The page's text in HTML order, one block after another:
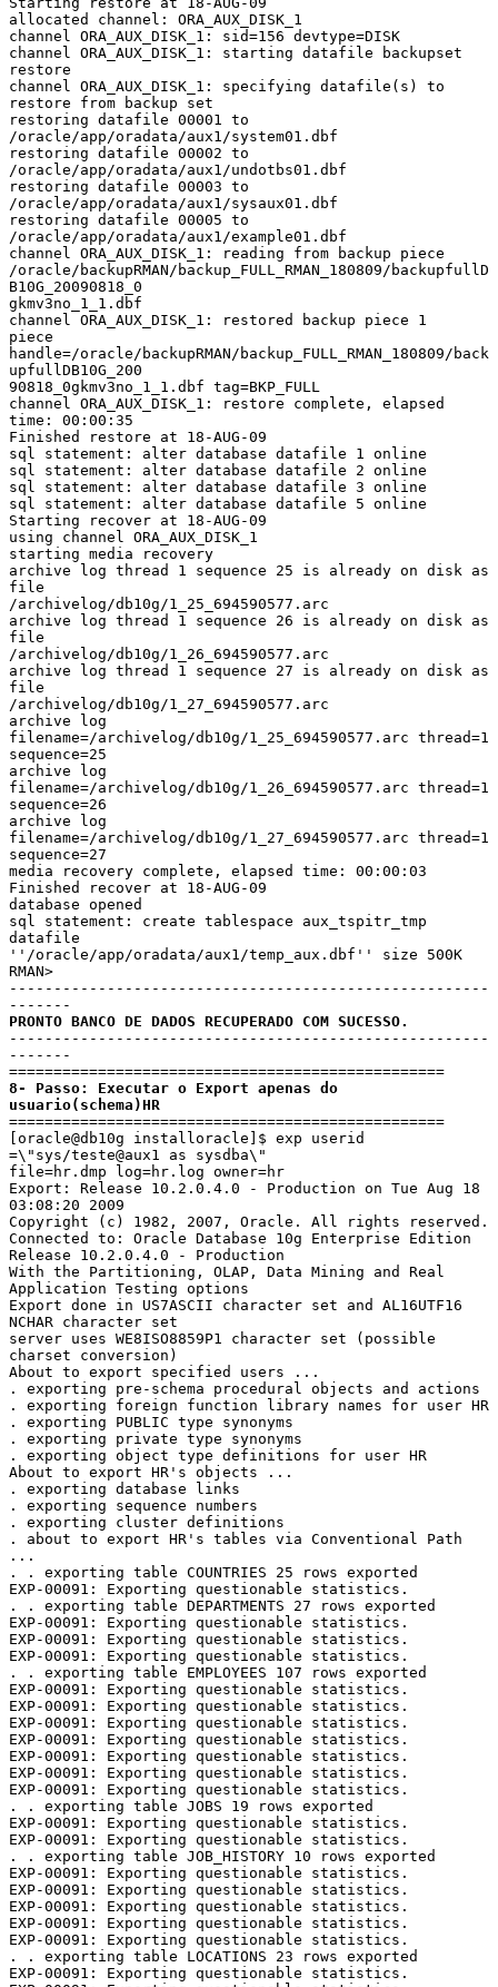
allocated channel: ORA_AUX_DISK_1
channel ORA_AUX_DISK_1: sid=156 devtype=DISK
channel ORA_AUX_DISK_1: starting datafile backupset
restore
channel ORA_AUX_DISK_1: specifying datafile(s) to
restore from backup set
restoring datafile 00001 to
/oracle/app/oradata/aux1/system01.dbf
restoring datafile 00002 to
/oracle/app/oradata/aux1/undotbs01.dbf
restoring datafile 00003 to
/oracle/app/oradata/aux1/sysaux01.dbf
restoring datafile 00005 to
/oracle/app/oradata/aux1/example01.dbf
channel ORA_AUX_DISK_1: reading from backup piece
/oracle/backupRMAN/backup_FULL_RMAN_180809/backupfullD
B10G_20090818_0
gkmv3no_1_1.dbf
channel ORA_AUX_DISK_1: restored backup piece 1
piece
handle=/oracle/backupRMAN/backup_FULL_RMAN_180809/back
upfullDB10G_200
90818_0gkmv3no_1_1.dbf tag=BKP_FULL
channel ORA_AUX_DISK_1: restore complete, elapsed
time: 00:00:35
Finished restore at 18-AUG-09
sql statement: alter database datafile 1 online
sql statement: alter database datafile 2 online
sql statement: alter database datafile 3 online
sql statement: alter database datafile 5 online
Starting recover at 18-AUG-09
using channel ORA_AUX_DISK_1
starting media recovery
archive log thread 1 sequence 25 is already on disk as
file
/archivelog/db10g/1_25_694590577.arc
archive log thread 1 sequence 26 is already on disk as
file
/archivelog/db10g/1_26_694590577.arc
archive log thread 1 sequence 27 is already on disk as
file
/archivelog/db10g/1_27_694590577.arc
archive log
filename=/archivelog/db10g/1_25_694590577.arc thread=1
sequence=25
archive log
filename=/archivelog/db10g/1_26_694590577.arc thread=1
sequence=26
archive log
filename=/archivelog/db10g/1_27_694590577.arc thread=1
sequence=27
media recovery complete, elapsed time: 00:00:03
Finished recover at 18-AUG-09
database opened
sql statement: create tablespace aux_tspitr_tmp
datafile
''/oracle/app/oradata/aux1/temp_aux.dbf'' size 500K
RMAN>
------------------------------------------------------
PRONTO BANCO DE DADOS RECUPERADO COM SUCESSO.
------------------------------------------------------
-------
8- Passo: Executar o Export apenas do
usuario(schema)HR
=================================================
[oracle@db10g installoracle]$ exp userid
=\"sys/teste@aux1 as sysdba\"
file=hr.dmp log=hr.log owner=hr
Export: Release 10.2.0.4.0 - Production on Tue Aug 18
03:08:20 2009
Copyright (c) 1982, 2007, Oracle. All rights reserved.
Connected to: Oracle Database 10g Enterprise Edition
Release 10.2.0.4.0 - Production
With the Partitioning, OLAP, Data Mining and Real
Application Testing options
Export done in US7ASCII character set and AL16UTF16
NCHAR character set
server uses WE8ISO8859P1 character set (possible
charset conversion)
About to export specified users ...
. exporting pre-schema procedural objects and actions
. exporting foreign function library names for user HR
. exporting PUBLIC type synonyms
. exporting private type synonyms
. exporting object type definitions for user HR
About to export HR's objects ...
. exporting database links
. exporting sequence numbers
. exporting cluster definitions
. about to export HR's tables via Conventional Path
...
. . exporting table COUNTRIES 25 rows exported
EXP-00091: Exporting questionable statistics.
. . exporting table DEPARTMENTS 27 rows exported
EXP-00091: Exporting questionable statistics.
EXP-00091: Exporting questionable statistics.
EXP-00091: Exporting questionable statistics.
. . exporting table EMPLOYEES 107 rows exported
EXP-00091: Exporting questionable statistics.
EXP-00091: Exporting questionable statistics.
EXP-00091: Exporting questionable statistics.
EXP-00091: Exporting questionable statistics.
EXP-00091: Exporting questionable statistics.
EXP-00091: Exporting questionable statistics.
EXP-00091: Exporting questionable statistics.
. . exporting table JOBS 19 rows exported
EXP-00091: Exporting questionable statistics.
EXP-00091: Exporting questionable statistics.
. . exporting table JOB_HISTORY 10 rows exported
EXP-00091: Exporting questionable statistics.
EXP-00091: Exporting questionable statistics.
EXP-00091: Exporting questionable statistics.
EXP-00091: Exporting questionable statistics.
EXP-00091: Exporting questionable statistics.
. . exporting table LOCATIONS 23 rows exported
EXP-00091: Exporting questionable statistics.